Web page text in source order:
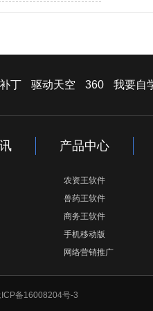
丁 驱动天空 360 我要自
产品中心
农资王软件
兽药王软件
商务王软件
手机移动版
网络营销推广
ICP备16008204号-3